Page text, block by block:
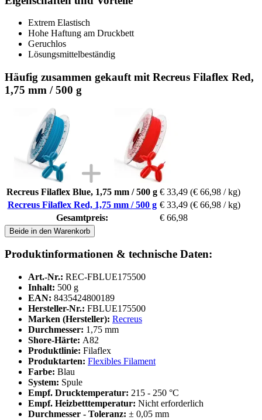
Extrem Elastisch
Hohe Haftung am Druckbett
Geruchlos
Lösungsmittelbeständig
Häufig zusammen gekauft mit Recreus Filaflex Red,
1,75 mm / 500 g
Recreus Filaflex Blue, 1,75 mm / 500 g € 33,49 (€ 66,98 / kg)
Recreus Filaflex Red, 1,75 mm / 500 g € 33,49 (€ 66,98 / kg)
Gesamtpreis:
€ 66,98
Beide in den Warenkorb
Produktinformationen & technische Daten:
Art.-Nr.: REC-FBLUE175500
Inhalt: 500 g
EAN: 8435424800189
Hersteller-Nr.: FBLUE175500
Marken (Hersteller): Recreus
Durchmesser: 1,75 mm
Shore-Härte: A82
Produktlinie: Filaflex
Produktarten: Flexibles Filament
Farbe: Blau
System: Spule
Empf. Drucktemperatur: 215 - 250 °C
Empf. Heizbetttemperatur: Nicht erforderlich
Durchmesser - Toleranz: ± 0,05 mm